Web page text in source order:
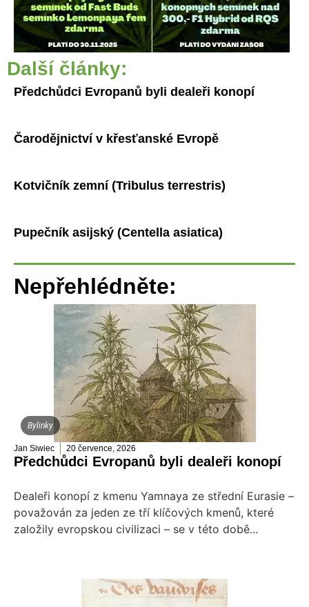
Další články:
Předchůdci Evropanů byli dealeři konopí
Čarodějnictví v křesťanské Evropě
Kotvičník zemní (Tribulus terrestris)
Pupečník asijský (Centella asiatica)
Nepřehlédněte:
Bylinky
Jan Siwiec 20 července, 2026
Předchůdci Evropanů byli dealeři konopí
Dealeři konopí z kmenu Yamnaya ze střední Eurasie –
považován za jeden ze tří klíčových kmenů, které
založily evropskou civilizaci – se v této době...